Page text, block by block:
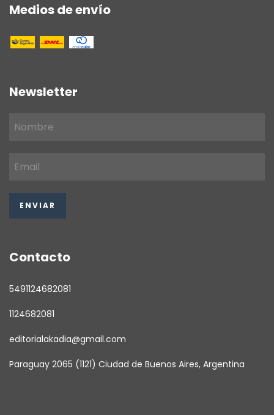
Medios de envío
Newsletter
Contacto
5491124682081
1124682081
editorialakadia@gmail.com
Paraguay 2065 (1121) Ciudad de Buenos Aires, Argentina